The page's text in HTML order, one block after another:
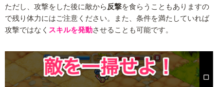
ただし、攻撃をした後に敵から 反撃を食らうこともありますの
で残り体力にはご注意ください。また、条件を満たしていれば
攻撃ではなく スキルを発動させることも可能です。